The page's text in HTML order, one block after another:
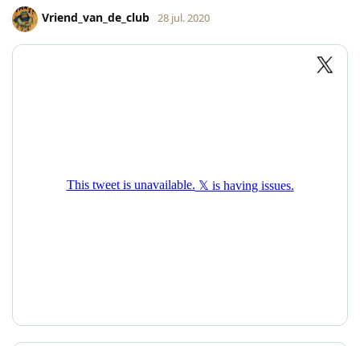
Vriend_van_de_club 28 jul. 2020